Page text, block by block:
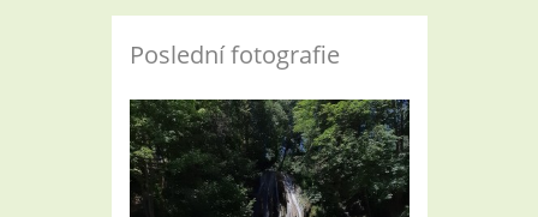
Poslední fotografie